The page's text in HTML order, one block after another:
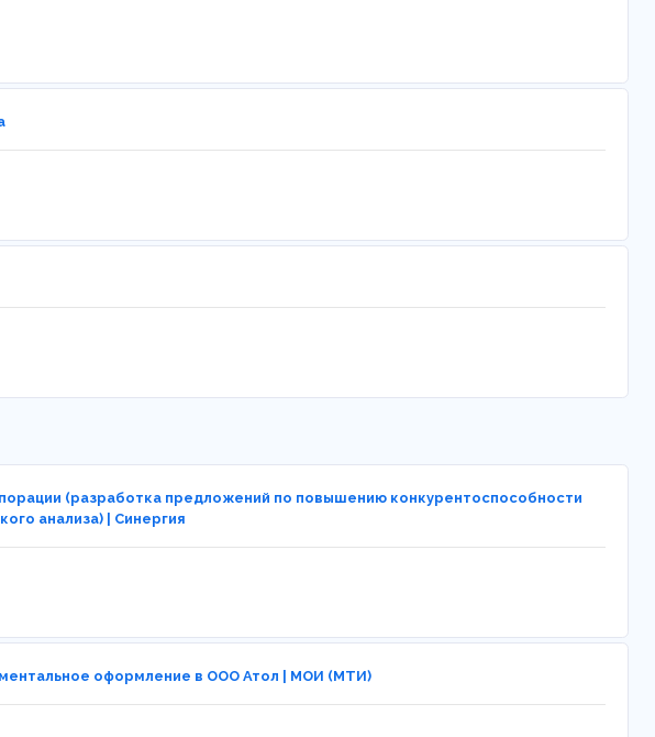
(разработка предложений по повышению конкурентоспособности
анализа) | Синергия
оформление в ООО Атол | МОИ (МТИ)